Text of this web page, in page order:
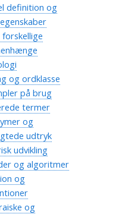
definition og
og ordklasse
på brug
termer
og
udtryk
udvikling
og algoritmer
og
og